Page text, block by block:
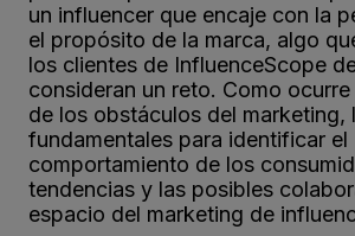
un influencer que encaje con la
el propósito de la marca, algo
los clientes de InfluenceScope
consideran un reto. Como
de los obstáculos del marketing,
fundamentales para identificar el
comportamiento de los
tendencias y las posibles
espacio del marketing de